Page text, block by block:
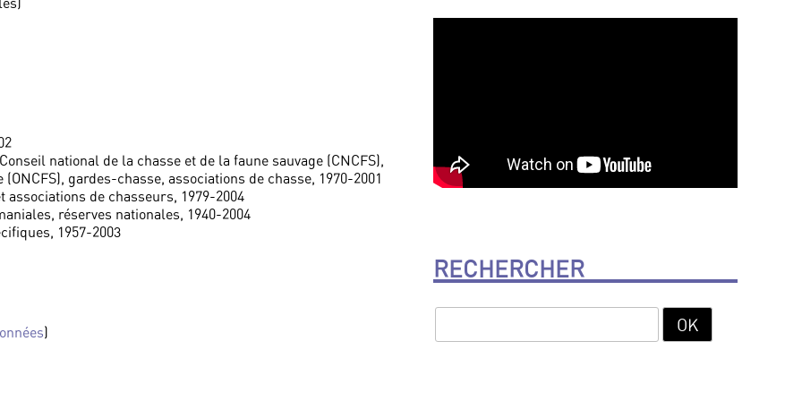
national de la chasse et de la faune sauvage (CNCFS),
gardes-chasse, associations de chasse, 1970-2001
de chasseurs, 1979-2004
réserves nationales, 1940-2004
1957-2003
)
RECHERCHER